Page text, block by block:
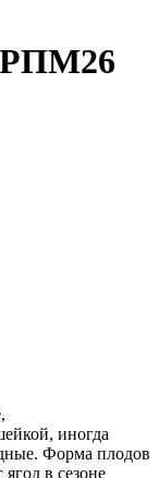
РПМ26
иногда
Форма плодов
в сезоне